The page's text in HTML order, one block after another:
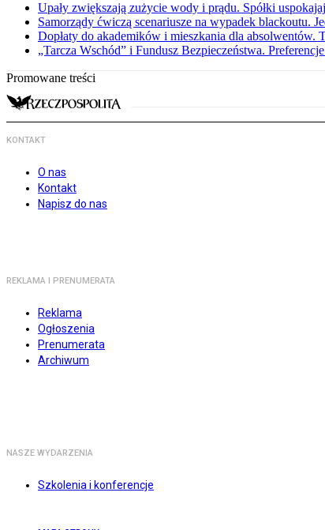
Upały zwiększają zużycie wody i prądu. Spółki
Samorządy ćwiczą scenariusze na wypadek blackoutu.
Dopłaty do akademików i mieszkania dla absolwentów.
„Tarcza Wschód” i Fundusz Bezpieczeństwa.
Promowane treści
KONTAKT
O nas
Kontakt
Napisz do nas
REKLAMA I PRENUMERATA
Reklama
Ogłoszenia
Prenumerata
Archiwum
NASZE WYDARZENIA
Szkolenia i konferencje